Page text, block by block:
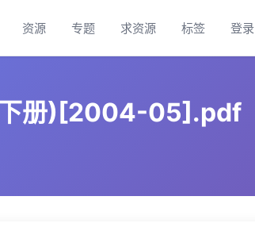
资源 专题 求资源 标签 登录
下册)[2004-05].pdf